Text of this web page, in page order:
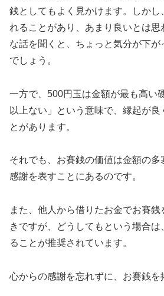
銭としてもよく見かけます。しかし
れることがあり、あまり良いとは思
な話を聞くと、ちょっと気分が下が
でしょう。
一方で、500円玉は金額が最も高い
以上ない」という意味で、縁起が良
とがあります。
それでも、お賽銭の価値は金額の
感謝を表すことにあるのです。
また、他人から借りたお金でお賽
きですが、どうしてもという場合は
ることが推奨されています。
心からの感謝を忘れずに、お賽銭を